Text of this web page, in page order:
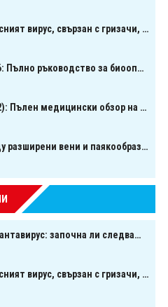
Хантавирус: опасният вирус, свързан с гризачи, който предизвика тревога в Европа
Clean Eating 2026: Пълно ръководство за биооптимизация чрез хранене
Грип тип A (H3N2): Пълен медицински обзор на сезонния щам през 2026 г.
Разликата между разширени вени и паякообразни вени - и как наистина можете да ги предотвратите
Ваксина срещу хантавирус: започна ли следващата голяма надпревара в медицината?
Хантавирус: опасният вирус, свързан с гризачи, който предизвика тревога в Европа